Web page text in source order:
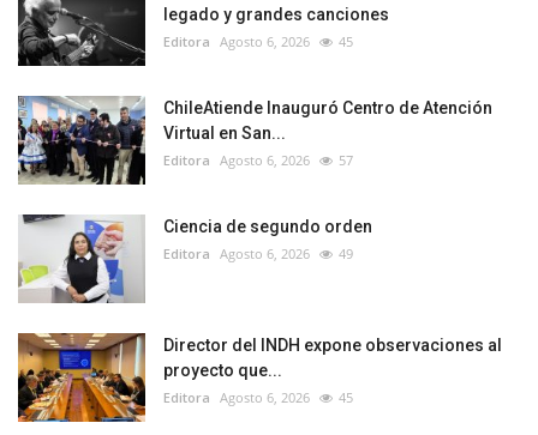
legado y grandes canciones
Editora Agosto 6, 2026 45
ChileAtiende Inauguró Centro de Atención
Virtual en San...
Editora Agosto 6, 2026 57
Ciencia de segundo orden
Editora Agosto 6, 2026 49
Director del INDH expone observaciones al
proyecto que...
Editora Agosto 6, 2026 45